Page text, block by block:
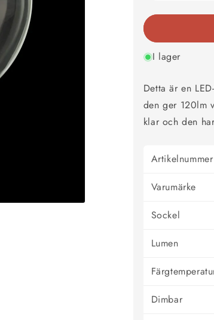
kvantitet
för
LED
Uni-
110lm
2000K
dimbar
I lager
Detta är en
den ger 120lm
klar och den
Artikelnummer
Varumärke
Sockel
Lumen
Dimbar